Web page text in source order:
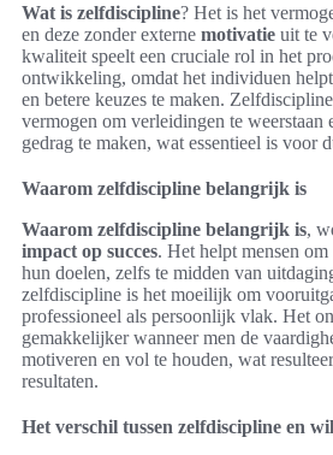
Wat is zelfdiscipline? Het is het
en deze zonder externe motivatie uit te
kwaliteit speelt een cruciale rol in het
ontwikkeling, omdat het individuen
en betere keuzes te maken.
vermogen om verleidingen te weerstaan
gedrag te maken, wat essentieel is voor
Waarom zelfdiscipline belangrijk is
Waarom zelfdiscipline belangrijk is,
impact op succes. Het helpt mensen
hun doelen, zelfs te midden van
zelfdiscipline is het moeilijk om
professioneel als persoonlijk vlak. Het
gemakkelijker wanneer men de
motiveren en vol te houden, wat
resultaten.
Het verschil tussen zelfdiscipline en